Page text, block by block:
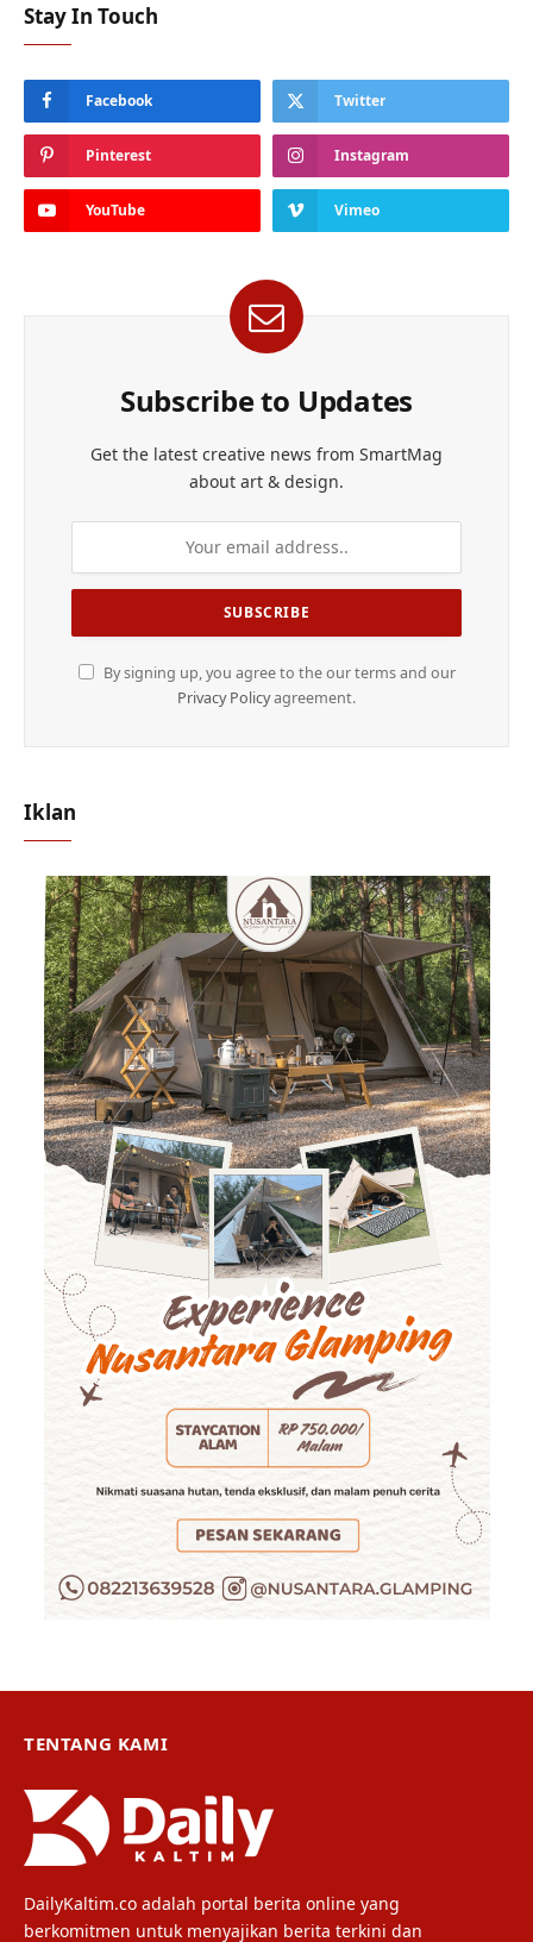
Stay In Touch
Facebook Twitter
Pinterest Instagram
YouTube Vimeo
Subscribe to Updates
Get the latest creative news from SmartMag
about art & design.
By signing up, you agree to the our terms and our
Privacy Policyagreement.
Iklan
TENTANG KAMI
DailyKaltim.co adalah portal berita online yang
berkomitmen untuk menyajikan berita terkini dan